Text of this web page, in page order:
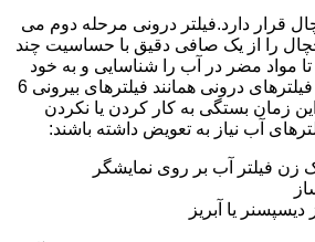
قرار دارد.فیلتر درونی مرحله دوم می
را از یک صافی دقیق با حساسیت چند
مواد مضر در آب را شناسایی و به خود
جذب نماید.زمان تعویض فیلترهای درونی همانند فیلترهای بیرونی 6
این زمان بستگی به کار کردن یا نکردن
آب نیاز به تعویض داشته باشند:
فیلتر آب بر روی نمایشگر
یا آبریز